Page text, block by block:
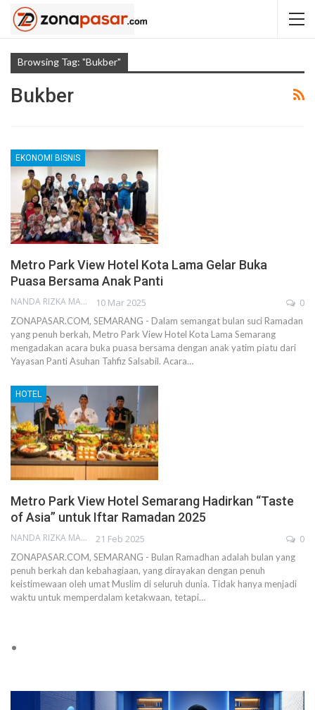
Browsing Tag: "Bukber"
Bukber
EKONOMI BISNIS
Metro Park View Hotel Kota Lama Gelar Buka
Puasa Bersama Anak Panti
NANDA RIZKA MAHENDRA 10 Mar 2025 0
ZONAPASAR.COM, SEMARANG - Dalam semangat bulan suci Ramadan
yang penuh berkah, Metro Park View Hotel Kota Lama Semarang
mengadakan acara buka puasa bersama dengan anak yatim piatu dari
Yayasan Panti Asuhan Tahfiz Salsabil. Acara…
HOTEL
Metro Park View Hotel Semarang Hadirkan “Taste
of Asia” untuk Iftar Ramadan 2025
NANDA RIZKA MAHENDRA 21 Feb 2025 0
ZONAPASAR.COM, SEMARANG - Bulan Ramadhan adalah bulan yang
penuh berkah dan kebahagiaan, yang dirayakan dengan penuh
keistimewaan oleh umat Muslim di seluruh dunia. Tidak hanya menjadi
waktu untuk memperdalam ketakwaan, tetapi…